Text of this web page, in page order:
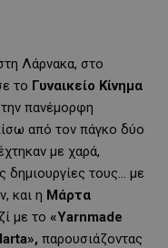
Λάρνακα, στο
το Γυναικείο Κίνημα
πανέμορφη
από τον πάγκο δύο
με χαρά,
δημιουργίες τους… με
και η Μάρτα
με το «Yarnmade
παρουσιάζοντας